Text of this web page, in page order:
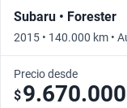
Subaru • Forester
2015 • 140.000 km •
Precio desde
$9.670.000